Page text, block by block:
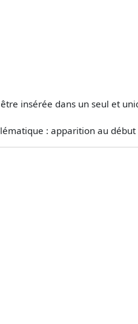
insérée dans un seul et
: apparition au